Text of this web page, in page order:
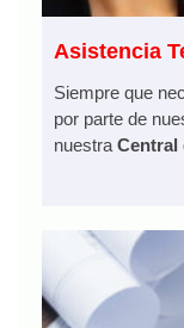
Asistencia
Siempre que
por parte de
nuestra Central